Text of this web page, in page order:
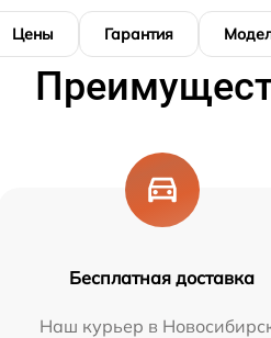
Цены Гарантия
Бесплатная доставка
Наш курьер в